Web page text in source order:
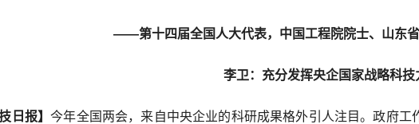
——第十四届全国人大代表，中国工程院院士、山东
李卫：充分发挥央企国家战略科技
技日报】今年全国两会，来自中央企业的科研成果格外引人注目。政府工